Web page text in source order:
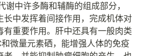
谢中许多酶和辅酶的组成部分，
长中发挥着间接作用，完成机体对
有重要作用。肝中还具有一般肉类
微量元素硒，能增强人体的免疫